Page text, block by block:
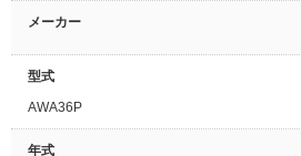
メーカー
型式
AWA36P
年式